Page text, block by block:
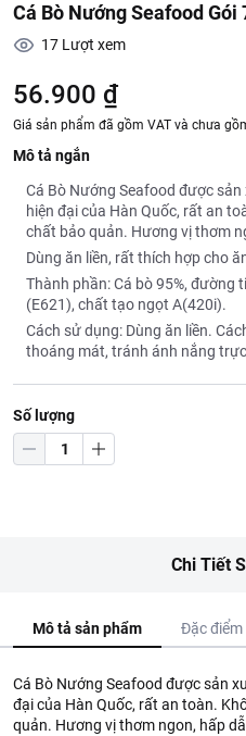
Cá Bò Nướng Seafood Gói
17 Lượt xem
56.900 ₫
Giá sản phẩm đã gồm VAT và chưa
Mô tả ngắn
Cá Bò Nướng Seafood được
hiện đại của Hàn Quốc, rất an
chất bảo quản. Hương vị thơm
Dùng ăn liền, rất thích hợp cho
Thành phần: Cá bò 95%, đường
(E621), chất tạo ngọt A(420i).
Cách sử dụng: Dùng ăn liền.
thoáng mát, tránh ánh nắng
Số lượng
Chi Tiết
Mô tả sản phẩm Đặc
Cá Bò Nướng Seafood được sản
đại của Hàn Quốc, rất an toàn.
quản. Hương vị thơm ngon, hấp